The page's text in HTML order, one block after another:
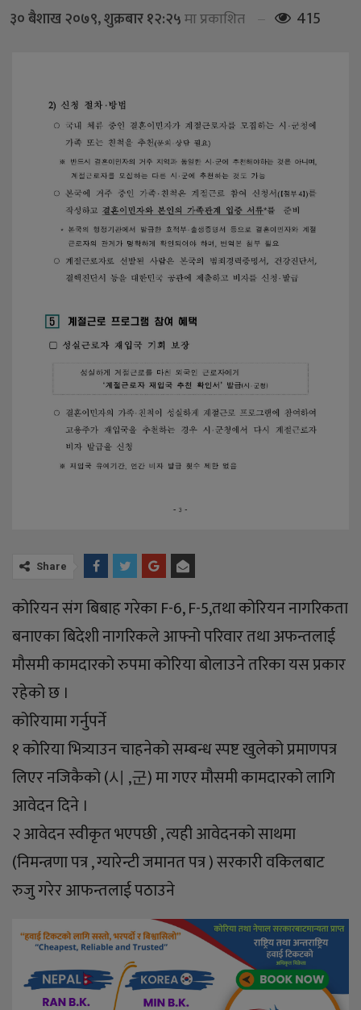
३० बैशाख २०७९, शुक्रबार १२:२५मा प्रकाशित 415
Share
कोरियन संग बिबाह गरेका F-6, F-5,तथा कोरियन नागरिकता
बनाएका बिदेशी नागरिकले आफ्नो परिवार तथा अफन्तलाई
मौसमी कामदारको रुपमा कोरिया बोलाउने तरिका यस प्रकार
रहेको छ ।
कोरियामा गर्नुपर्ने
१ कोरिया भित्र्याउन चाहनेको सम्बन्ध स्पष्ट खुलेको प्रमाणपत्र
लिएर नजिकैको (시 ,군) मा गएर मौसमी कामदारको लागि
आवेदन दिने ।
२ आवेदन स्वीकृत भएपछी , त्यही आवेदनको साथमा
(निमन्त्रणा पत्र , ग्यारेन्टी जमानत पत्र ) सरकारी वकिलबाट
रुजु गरेर आफन्तलाई पठाउने